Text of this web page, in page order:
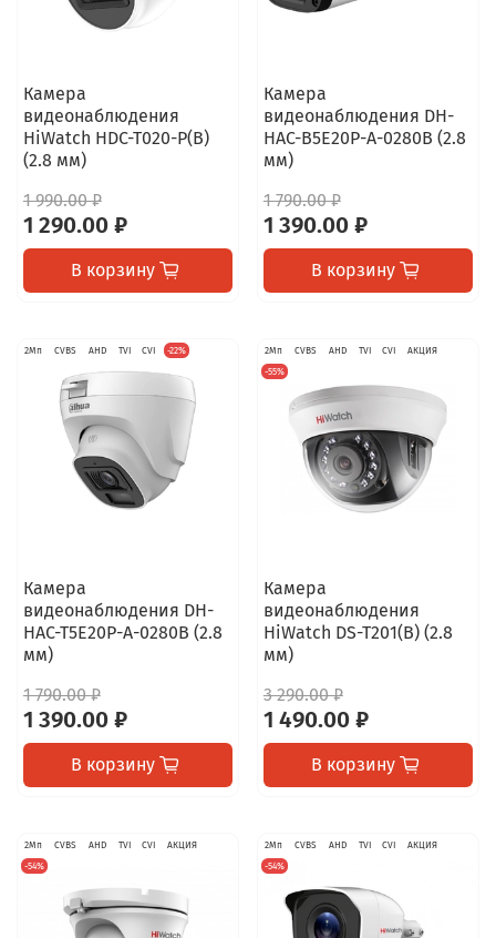
Камера
видеонаблюдения
HiWatch HDC-T020-P(B)
(2.8 мм)
1 990.00 ₽
1 290.00 ₽
В корзину
Камера
видеонаблюдения DH-
HAC-B5E20P-A-0280B (2.8
мм)
1 790.00 ₽
1 390.00 ₽
В корзину
2Мп CVBS AHD TVI CVI -22%
Камера
видеонаблюдения DH-
HAC-T5E20P-A-0280B (2.8
мм)
1 790.00 ₽
1 390.00 ₽
В корзину
2Мп CVBS AHD TVI CVI
АКЦИЯ
-55%
Камера
видеонаблюдения
HiWatch DS-T201(B) (2.8
мм)
3 290.00 ₽
1 490.00 ₽
В корзину
2Мп CVBS AHD TVI CVI
АКЦИЯ
-54%
2Мп CVBS AHD TVI CVI
АКЦИЯ
-54%